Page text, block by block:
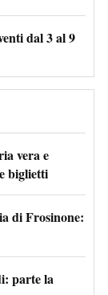
dal 3 al 9
vera e
biglietti
di Frosinone:
parte la